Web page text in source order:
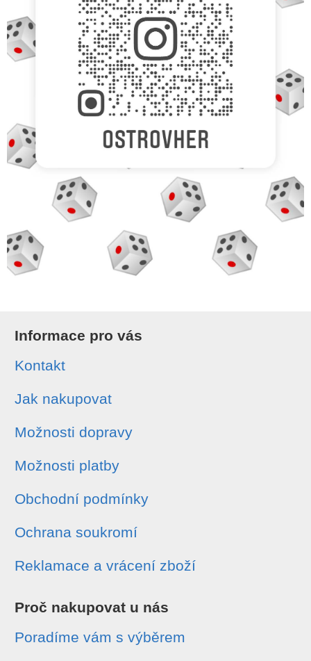
Informace pro vás
Kontakt
Jak nakupovat
Možnosti dopravy
Možnosti platby
Obchodní podmínky
Ochrana soukromí
Reklamace a vrácení zboží
Proč nakupovat u nás
Poradíme vám s výběrem